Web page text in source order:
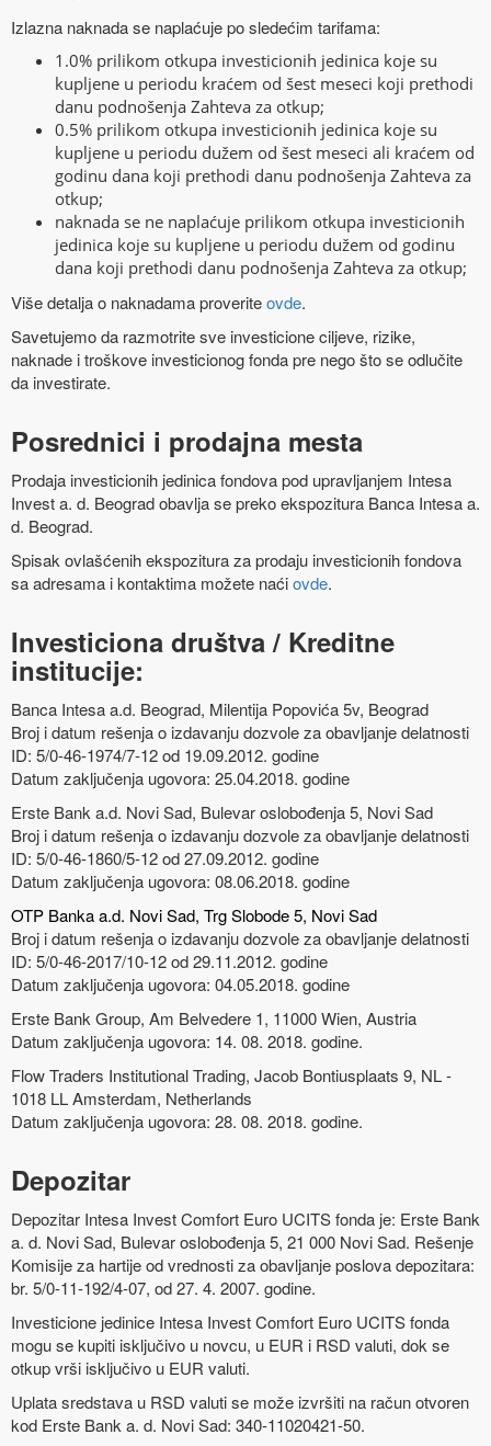
Izlazna naknada se naplaćuje po sledećim tarifama:
1.0% prilikom otkupa investicionih jedinica koje su
kupljene u periodu kraćem od šest meseci koji prethodi
danu podnošenja Zahteva za otkup;
0.5% prilikom otkupa investicionih jedinica koje su
kupljene u periodu dužem od šest meseci ali kraćem od
godinu dana koji prethodi danu podnošenja Zahteva za
otkup;
naknada se ne naplaćuje prilikom otkupa investicionih
jedinica koje su kupljene u periodu dužem od godinu
dana koji prethodi danu podnošenja Zahteva za otkup;
Više detalja o naknadama proveriteovde.
Savetujemo da razmotrite sve investicione ciljeve, rizike,
naknade i troškove investicionog fonda pre nego što se odlučite
da investirate.
Posrednici i prodajna mesta
Prodaja investicionih jedinica fondova pod upravljanjem Intesa
Invest a. d. Beograd obavlja se preko ekspozitura Banca Intesa a.
d. Beograd.
Spisak ovlašćenih ekspozitura za prodaju investicionih fondova
sa adresama i kontaktima možete naćiovde.
Investiciona društva / Kreditne
institucije:
Banca Intesa a.d. Beograd, Milentija Popovića 5v, Beograd
Broj i datum rešenja o izdavanju dozvole za obavljanje delatnosti
ID: 5/0-46-1974/7-12 od 19.09.2012. godine
Datum zaključenja ugovora: 25.04.2018. godine
Erste Bank a.d. Novi Sad, Bulevar oslobođenja 5, Novi Sad
Broj i datum rešenja o izdavanju dozvole za obavljanje delatnosti
ID: 5/0-46-1860/5-12 od 27.09.2012. godine
Datum zaključenja ugovora: 08.06.2018. godine
OTP Banka a.d. Novi Sad, Trg Slobode 5, Novi Sad
Broj i datum rešenja o izdavanju dozvole za obavljanje delatnosti
ID: 5/0-46-2017/10-12 od 29.11.2012. godine
Datum zaključenja ugovora: 04.05.2018. godine
Erste Bank Group, Am Belvedere 1, 11000 Wien, Austria
Datum zaključenja ugovora: 14. 08. 2018. godine.
Flow Traders Institutional Trading, Jacob Bontiusplaats 9, NL -
1018 LL Amsterdam, Netherlands
Datum zaključenja ugovora: 28. 08. 2018. godine.
Depozitar
Depozitar Intesa Invest Comfort Euro UCITS fonda je: Erste Bank
a. d. Novi Sad, Bulevar oslobođenja 5, 21 000 Novi Sad. Rešenje
Komisije za hartije od vrednosti za obavljanje poslova depozitara:
br. 5/0-11-192/4-07, od 27. 4. 2007. godine.
Investicione jedinice Intesa Invest Comfort Euro UCITS fonda
mogu se kupiti isključivo u novcu, u EUR i RSD valuti, dok se
otkup vrši isključivo u EUR valuti.
Uplata sredstava u RSD valuti se može izvršiti na račun otvoren
kod Erste Bank a. d. Novi Sad: 340-11020421-50.